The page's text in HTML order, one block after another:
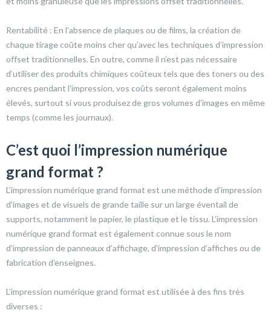
Rentabilité : En l’absence de plaques ou de films, la création de
chaque tirage coûte moins cher qu’avec les techniques d’impression
offset traditionnelles. En outre, comme il n’est pas nécessaire
d’utiliser des produits chimiques coûteux tels que des toners ou des
encres pendant l’impression, vos coûts seront également moins
élevés, surtout si vous produisez de gros volumes d’images en même
temps (comme les journaux).
C’est quoi l’impression numérique
grand format ?
L’impression numérique grand format est une méthode d’impression
d’images et de visuels de grande taille sur un large éventail de
supports, notamment le papier, le plastique et le tissu. L’impression
numérique grand format est également connue sous le nom
d’impression de panneaux d’affichage, d’impression d’affiches ou de
fabrication d’enseignes.
L’impression numérique grand format est utilisée à des fins très
diverses :